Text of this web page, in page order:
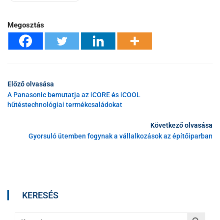
Megosztás
Előző olvasása
A Panasonic bemutatja az iCORE és iCOOL
hűtéstechnológiai termékcsaládokat
Következő olvasása
Gyorsuló ütemben fogynak a vállalkozások az építőiparban
KERESÉS
Search
Search Button